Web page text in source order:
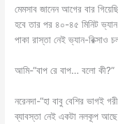
মেমসাব জানেন আগের বার
হবে তার পর ৪০-৪৫ মিনিট
পাকা রাস্তা নেই ভ্যান-রিক্সাও
আমি-“বাপ রে বাপ… বলো কী?”
নরেনদা-“হা বাবু বেশির ভাগই
ব্যাবস্তা নেই একটা নলকূপ